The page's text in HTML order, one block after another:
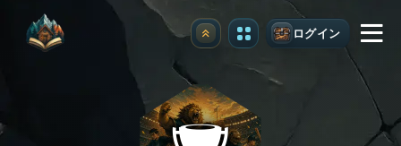
アップグレード ログイン